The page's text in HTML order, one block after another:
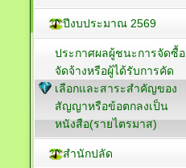
ปีงบประมาณ 2569
ประกาศผลผู้ชนะการจัดซื้อ
จัดจ้างหรือผู้ได้รับการคัด
เลือกและสาระสำคัญของ
สัญญาหรือข้อตกลงเป็น
หนังสือ(รายไตรมาส)
สำนักปลัด